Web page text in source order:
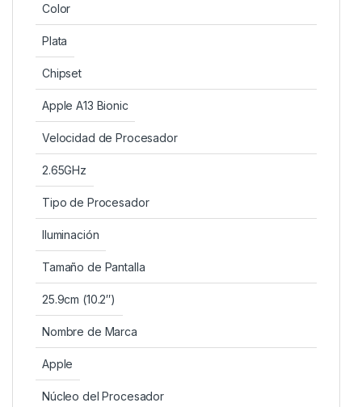
Color
Plata
Chipset
Apple A13 Bionic
Velocidad de Procesador
2.65GHz
Tipo de Procesador
Iluminación
Tamaño de Pantalla
25.9cm (10.2″)
Nombre de Marca
Apple
Núcleo del Procesador